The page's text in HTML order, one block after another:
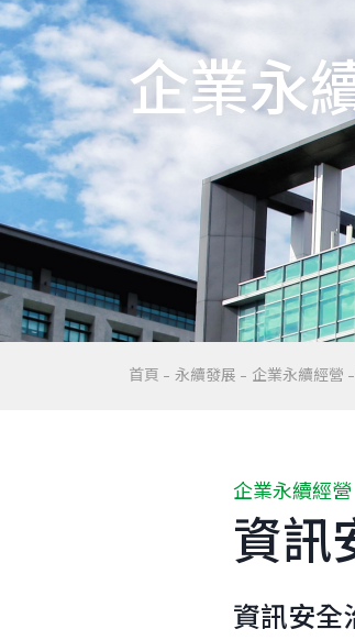
企業永
首頁 永續發展 企業永續經營
企業永續經營
資訊
資訊安全